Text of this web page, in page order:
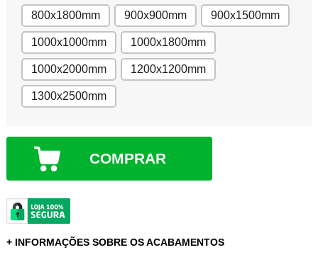
800x1800mm 900x900mm 900x1500mm
1000x1000mm 1000x1800mm
1000x2000mm 1200x1200mm
1300x2500mm
COMPRAR
+ INFORMAÇÕES SOBRE OS ACABAMENTOS